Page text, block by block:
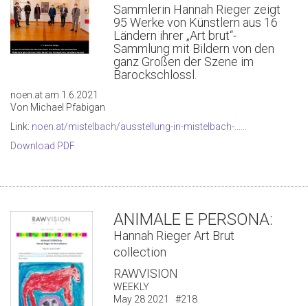
Sammlerin Hannah Rieger zeigt
95 Werke von Künstlern aus 16
Ländern ihrer „Art brut“-
Sammlung mit Bildern von den
ganz Großen der Szene im
Barockschlossl.
noen.at am 1.6.2021
Von Michael Pfabigan
Link: noen.at/mistelbach/ausstellung-in-mistelbach-......
Download PDF
ANIMALE E PERSONA:
Hannah Rieger Art Brut
collection
RAWVISION
WEEKLY
May 28 2021 #218